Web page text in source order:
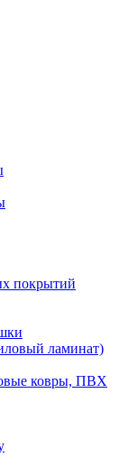
покрытий
ламинат)
ковры, ПВХ